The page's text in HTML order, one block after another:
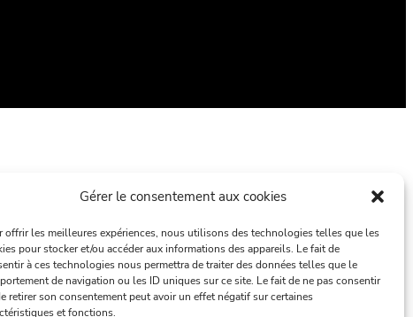
Gérer le consentement aux cookies
offrir les meilleures expériences, nous utilisons des technologies telles que les
pour stocker et/ou accéder aux informations des appareils. Le fait de
à ces technologies nous permettra de traiter des données telles que le
de navigation ou les ID uniques sur ce site. Le fait de ne pas consentir
retirer son consentement peut avoir un effet négatif sur certaines
et fonctions.